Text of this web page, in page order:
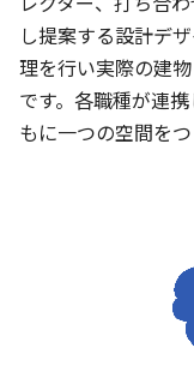
し提案する設計デ
理を行い実際の建
です。各職種が連
もに一つの空間を